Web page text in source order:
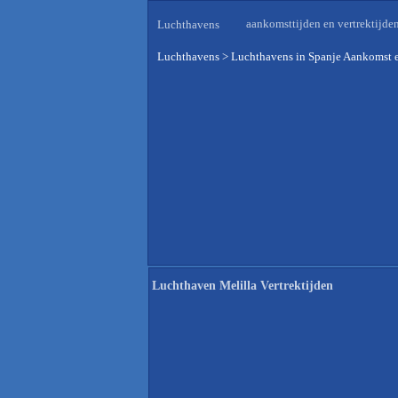
Luchthavens aankomsttijden en
Luchthavens > Luchthavens in Spanje Aankomst
Luchthaven Melilla Vertrektijden